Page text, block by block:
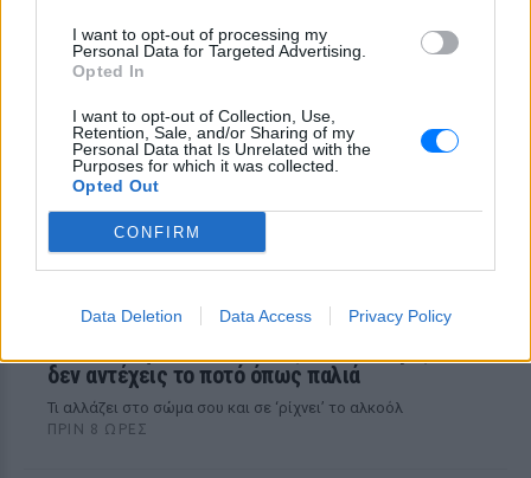
I want to opt-out of processing my
Personal Data for Targeted Advertising.
Opted In
I want to opt-out of Collection, Use,
Retention, Sale, and/or Sharing of my
Personal Data that Is Unrelated with the
Purposes for which it was collected.
Opted Out
CONFIRM
Data Deletion Data Access Privacy Policy
ΠΡΙΝ 8 ΏΡΕΣ
δεν αντέχεις το ποτό όπως παλιά
Τι αλλάζει στο σώμα σου και σε ‘ρίχνει’ το αλκοόλ
ΠΡΙΝ 8 ΏΡΕΣ